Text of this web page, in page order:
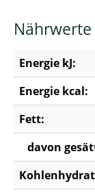
Nährwerte
Energie kJ:
Energie kcal:
Fett:
davon